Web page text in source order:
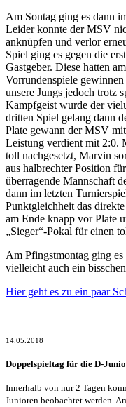
Am Sontag ging es dann
Leider konnte der MSV
anknüpfen und verlor
Spiel ging es gegen die
Gastgeber. Diese hatten
Vorrundenspiele
unsere Jungs jedoch trotz
Kampfgeist wurde der
dritten Spiel gelang dann
Plate gewann der MSV
Leistung verdient mit 2:0.
toll nachgesetzt, Marvin
aus halbrechter Position
überragende Mannschaft
dann im letzten
Punktgleichheit das
am Ende knapp vor Plate
„Sieger“-Pokal für einen
Am Pfingstmontag ging
vielleicht auch ein
Hier geht es zu ein paar
14.05.2018
Doppelspieltag für die D-
Innerhalb von nur 2 Tagen
Junioren beobachtet werden.